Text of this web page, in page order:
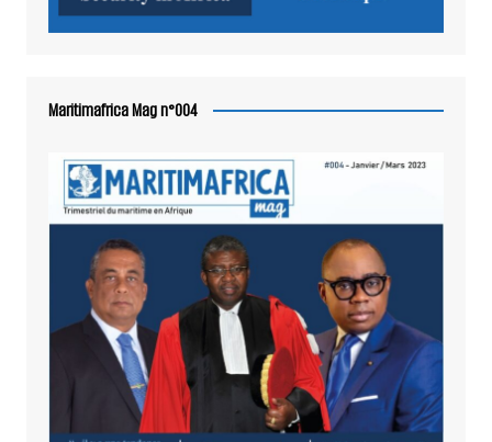
Maritimafrica Mag n°004